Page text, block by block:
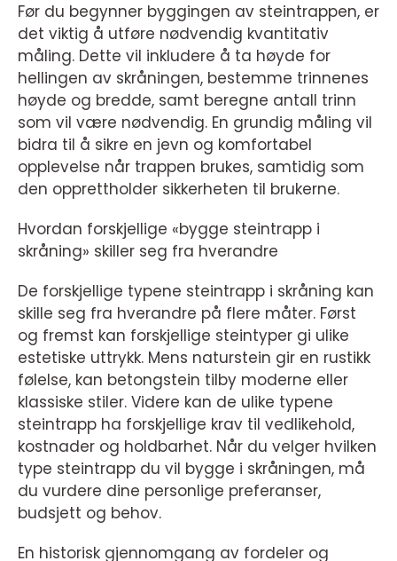
Før du begynner byggingen av steintrappen, er
det viktig å utføre nødvendig kvantitativ
måling. Dette vil inkludere å ta høyde for
hellingen av skråningen, bestemme trinnenes
høyde og bredde, samt beregne antall trinn
som vil være nødvendig. En grundig måling vil
bidra til å sikre en jevn og komfortabel
opplevelse når trappen brukes, samtidig som
den opprettholder sikkerheten til brukerne.
Hvordan forskjellige «bygge steintrapp i
skråning» skiller seg fra hverandre
De forskjellige typene steintrapp i skråning kan
skille seg fra hverandre på flere måter. Først
og fremst kan forskjellige steintyper gi ulike
estetiske uttrykk. Mens naturstein gir en rustikk
følelse, kan betongstein tilby moderne eller
klassiske stiler. Videre kan de ulike typene
steintrapp ha forskjellige krav til vedlikehold,
kostnader og holdbarhet. Når du velger hvilken
type steintrapp du vil bygge i skråningen, må
du vurdere dine personlige preferanser,
budsjett og behov.
En historisk gjennomgang av fordeler og